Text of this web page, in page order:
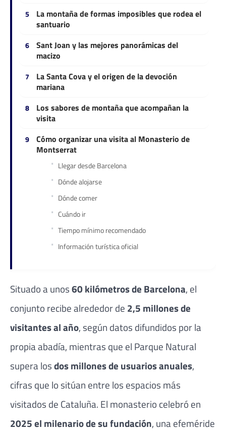
La montaña de formas imposibles que rodea el
santuario
Sant Joan y las mejores panorámicas del
macizo
La Santa Cova y el origen de la devoción
mariana
Los sabores de montaña que acompañan la
visita
Cómo organizar una visita al Monasterio de
Montserrat
Llegar desde Barcelona
Dónde alojarse
Dónde comer
Cuándo ir
Tiempo mínimo recomendado
Información turística oficial
Situado a unos60 kilómetros de Barcelona, el
conjunto recibe alrededor de 2,5 millones de
visitantes al año, según datos difundidos por la
propia abadía, mientras que el Parque Natural
supera losdos millones de usuarios anuales,
cifras que lo sitúan entre los espacios más
visitados de Cataluña. El monasterio celebró en
2025 el milenario de su fundación, una efeméride